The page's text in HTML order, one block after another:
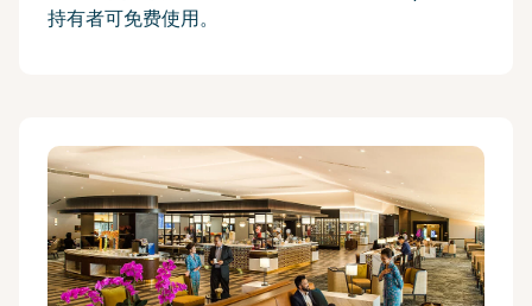
持有者可免费使用。